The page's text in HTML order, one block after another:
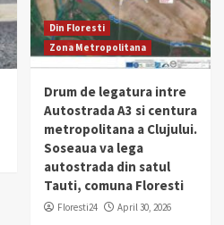
Din Floresti
Zona Metropolitana
Drum de legatura intre
Autostrada A3 si centura
metropolitana a Clujului.
Soseaua va lega
autostrada din satul
Tauti, comuna Floresti
Floresti24 April 30, 2026